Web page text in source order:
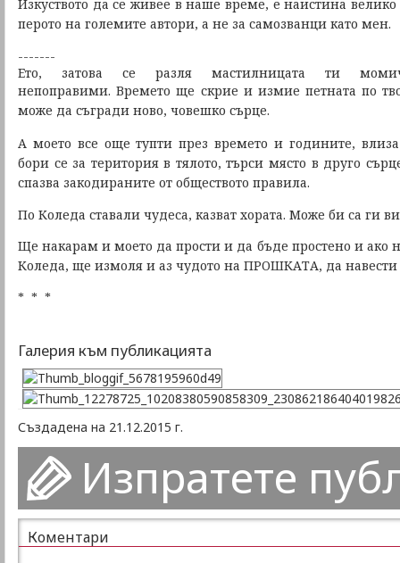
Изкуството да се живее в наше време, е наистина
перото на големите автори, а не за самозванци като мен.
-------
Ето, затова се разля мастилницата ти
непоправими. Времето ще скрие и измие петната по
може да съгради ново, човешко сърце.
А моето все още тупти през времето и годините,
бори се за територия в тялото,търси място в друго
спазва закодираните от обществото правила.
По Коледа ставали чудеса, казват хората. Може би са ги
Ще накарам и моето да прости и да бъде простено и ако
Коледа, ще измоля и аз чудото на ПРОШКАТА, да
* * *
Галерия към публикацията
Създадена на 21.12.2015 г.
Изпратете
Коментари